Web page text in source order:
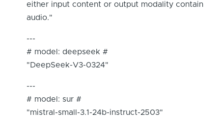
either input content or output modality contain
audio."
---
# model: deepseek #
"DeepSeek-V3-0324"
---
# model: sur #
"mistral-small-3.1-24b-instruct-2503"